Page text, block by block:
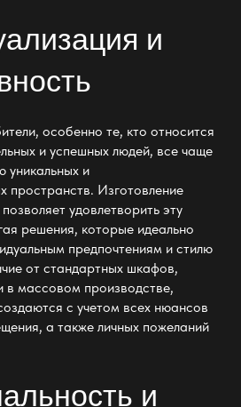
и
особенно те, кто относится
и успешных людей, все чаще
уникальных и
пространств. Изготовление
удовлетворить эту
решения, которые идеально
предпочтениям и стилю
от стандартных шкафов,
в массовом производстве,
с учетом всех нюансов
а также личных пожеланий
и